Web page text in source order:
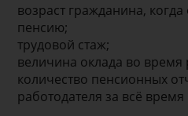
возраст гражданина,
пенсию;
трудовой стаж;
величина оклада во время
количество пенсионных
работодателя за всё